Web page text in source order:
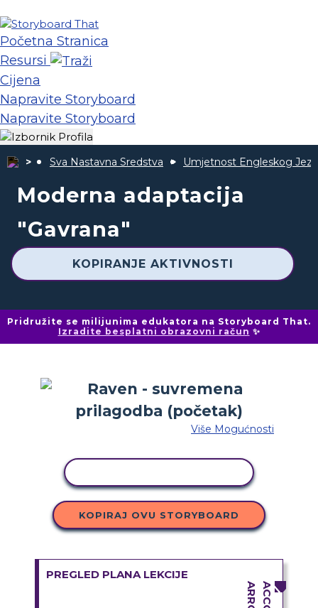
Početna Stranica
Resursi
Cijena
Napravite Storyboard
Napravite Storyboard
Sva Nastavna Sredstva Umjetnost Engleskog
Moderna adaptacija
"Gavrana"
KOPIRANJE AKTIVNOSTI
Pridružite se milijunima edukatora na Storyboard That.
Izradite besplatni obrazovni račun ✨
Više Mogućnosti
KOPIRAJ OVU STORYBOARD
PREGLED PLANA LEKCIJE